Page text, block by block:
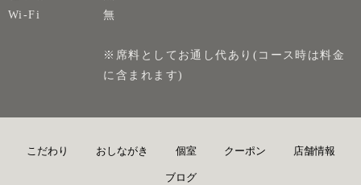
Wi-Fi
無
※席料としてお通し代あり(コース時は料金
に含まれます)
こだわり おしながき 個室 クーポン 店舗情報
ブログ